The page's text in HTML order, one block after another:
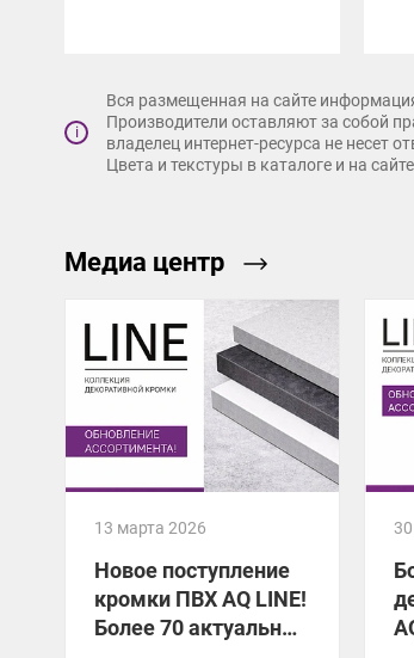
i
Вся размещенная на сайте
Производители оставляют за собой
владелец интернет-ресурса не несет
Цвета и текстуры в каталоге и на
Медиа центр
13 марта 2026
Новое поступление
кромки ПВХ AQ LINE!
Более 70 актуальных